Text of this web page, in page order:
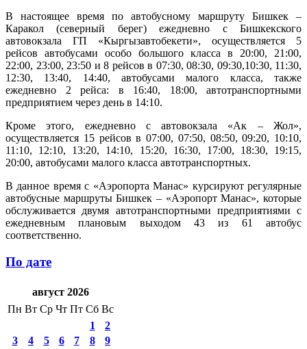
В настоящее время по автобусному маршруту Бишкек –
Каракол (северный берег) ежедневно с Бишкекского
автовокзала ГП «Кыргызавтобекети», осуществляется 5
рейсов автобусами особо большого класса в 20:00, 21:00,
22:00, 23:00, 23:50 и 8 рейсов в 07:30, 08:30, 09:30,10:30, 11:30,
12:30, 13:40, 14:40, автобусами малого класса, также
ежедневно 2 рейса: в 16:40, 18:00, автотранспортными
предприятием через день в 14:10.
Кроме этого, ежедневно с автовокзала «Ак – Жол»,
осуществляется 15 рейсов в 07:00, 07:50, 08:50, 09:20, 10:10,
11:10, 12:10, 13:20, 14:10, 15:20, 16:30, 17:00, 18:30, 19:15,
20:00, автобусами малого класса автотранспортных.
В данное время с «Аэропорта Манас» курсируют регулярные
автобусные маршруты Бишкек – «Аэропорт Манас», которые
обслуживается двумя автотранспортными предприятиями с
ежедневным плановым выходом 43 из 61 автобус
соответственно.
По дате
август 2026
Пн Вт Ср Чт Пт Сб Вс
1
2
3
4 5 6 7 8
9